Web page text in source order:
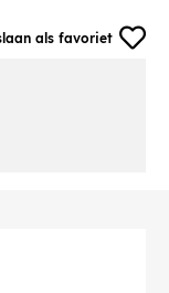
als favoriet